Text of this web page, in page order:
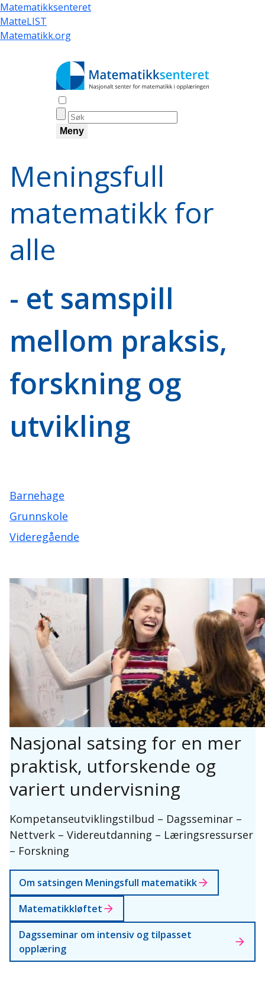
Hopp
til
hovedinnhold
Matematikksenteret
MatteLIST
Matematikk.org
Meny
Meningsfull
matematikk for
alle
- et samspill
mellom praksis,
forskning og
utvikling
Barnehage
Grunnskole
Videregående
Nasjonal satsing for en mer
praktisk, utforskende og
variert undervisning
Kompetanseutviklingstilbud – Dagsseminar –
Nettverk – Videreutdanning – Læringsressurser
– Forskning
Om satsingen Meningsfull matematikk
Matematikkløftet
Dagsseminar om intensiv og tilpasset
opplæring